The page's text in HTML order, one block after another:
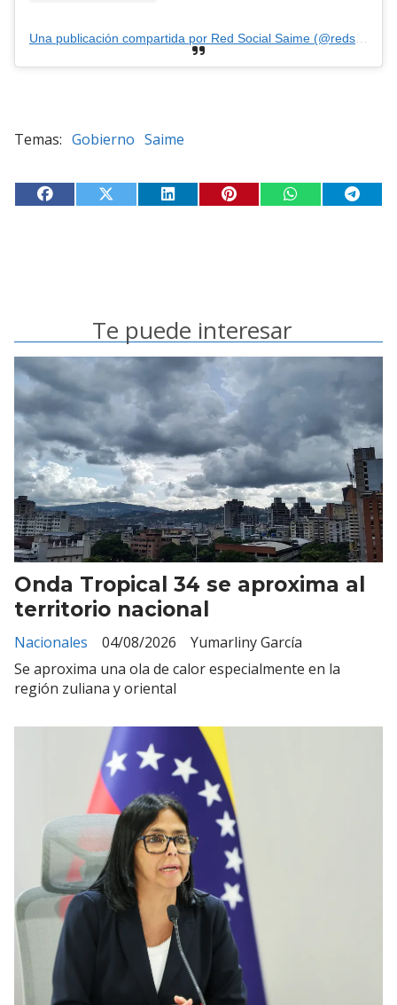
Gobierno Saime
Te puede interesar
Onda Tropical 34 se aproxima al
territorio nacional
Yumarliny García
Nacionales
04/08/2026
Se aproxima una ola de calor especialmente en la
región zuliana y oriental